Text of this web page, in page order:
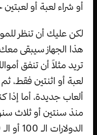
أو شراء لعبة أو
لكن عليك أن تنظر
هذا الجهاز سيبقى
تريد مثلاً أن تنفق
لعبة أو اثنتين فقط،
ألعاب جديدة، أما إذا
منذ سنتين أو ثلاث